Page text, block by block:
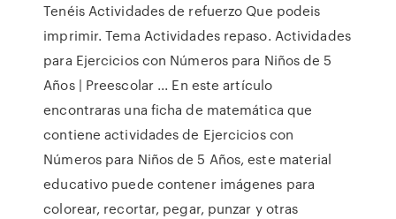
Tenéis Actividades de refuerzo Que podeis
imprimir. Tema Actividades repaso. Actividades
para Ejercicios con Números para Niños de 5
Años | Preescolar ... En este artículo
encontraras una ficha de matemática que
contiene actividades de Ejercicios con
Números para Niños de 5 Años, este material
educativo puede contener imágenes para
colorear, recortar, pegar, punzar y otras